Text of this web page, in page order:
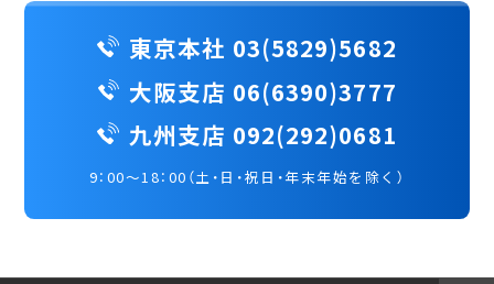
東京本社 03(5829)5682
大阪支店 06(6390)3777
九州支店 092(292)0681
9：00～18：00（土・日・祝日・年末年始を除く）